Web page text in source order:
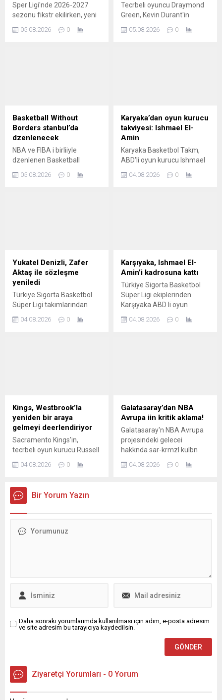
Sper Ligi'nde 2026-2027
sezonu fikstr ekilirken, yeni
05.08.2026 0
Tecrbeli oyuncu Draymond
Green, Kevin Durant'in
Philadelphia 76ers'a
05.08.2026 0
Basketball Without
Borders stanbul’da
dzenlenecek
NBA ve FIBA i birliiyle
dzenlenen Basketball
Erkekler Kamp, 26-29
05.08.2026 0
Karyaka’dan oyun kurucu
takviyesi: Ishmael El-
Amin
Karyaka Basketbol Takm,
ABD'li oyun kurucu Ishmael
04.08.2026 0
Yukatel Denizli, Zafer
Aktaş ile sözleşme
yeniledi
Türkiye Sigorta Basketbol
Süper Ligi takımlarından
başantrenör Zafer Aktaş ile
04.08.2026 0
Karşıyaka, Ishmael El-
Amin’i kadrosuna kattı
Türkiye Sigorta Basketbol
Süper Ligi ekiplerinden
Karşıyaka ABD li oyun
transfer etti
04.08.2026 0
Kings, Westbrook’la
yeniden bir araya
gelmeyi deerlendiriyor
Sacramento Kings'in,
tecrbeli oyun kurucu Russell
kadrosuna katma ihtimalini
gndemindeki bir dier isim ise
Victor Oladipo.
04.08.2026 0
Galatasaray’dan NBA
Avrupa iin kritik aklama!
Galatasaray'n NBA Avrupa
projesindeki gelecei
hakknda sar-krmzl kulbn
Ynetim Kurulu yesi Mecit
04.08.2026 0
Bir Yorum Yazın
Daha sonraki yorumlarımda kullanılması için adım, e-posta adresim
ve site adresim bu tarayıcıya kaydedilsin.
Ziyaretçi Yorumları - 0 Yorum